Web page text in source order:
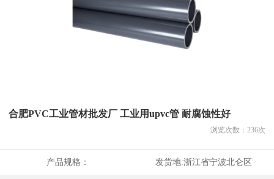
合肥PVC工业管材批发厂 工业用upvc管 耐腐蚀性好
浏览次数： 236次
产品规格： 发货地:浙江省宁波北仑区